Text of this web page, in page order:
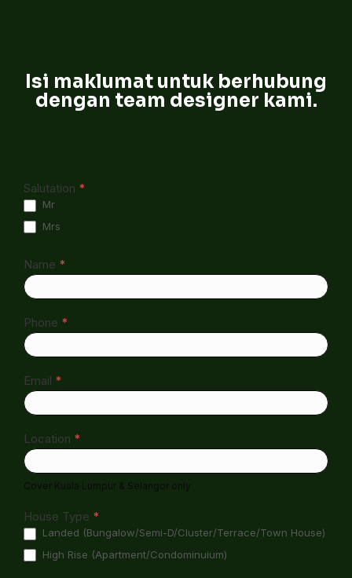
Isi maklumat untuk berhubung
dengan team designer kami.
Contact
Form
New LP
Salutation *
Mr
Mrs
Name *
Phone *
Email *
Location *
Cover Kuala Lumpur & Selangor only
House Type *
Landed (Bungalow/Semi-D/Cluster/Terrace/Town House)
High Rise (Apartment/Condominuium)